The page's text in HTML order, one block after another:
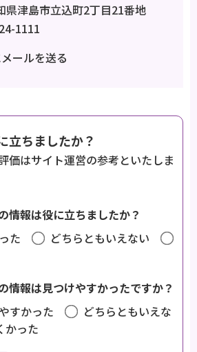
津島市立込町2丁目21番地
1111
ールを送る
立ちましたか？
価はサイト運営の参考といたしま
情報は役に立ちましたか？
た
どちらともいえない
情報は見つけやすかったですか？
すかった
どちらともいえな
かった